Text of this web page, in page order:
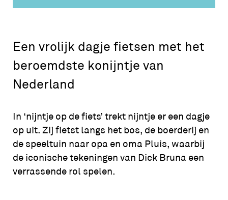
Een vrolijk dagje fietsen met het
beroemdste konijntje van
Nederland
In ‘nijntje op de fiets’ trekt nijntje er een dagje
op uit. Zij fietst langs het bos, de boerderij en
de speeltuin naar opa en oma Pluis, waarbij
de iconische tekeningen van Dick Bruna een
verrassende rol spelen.